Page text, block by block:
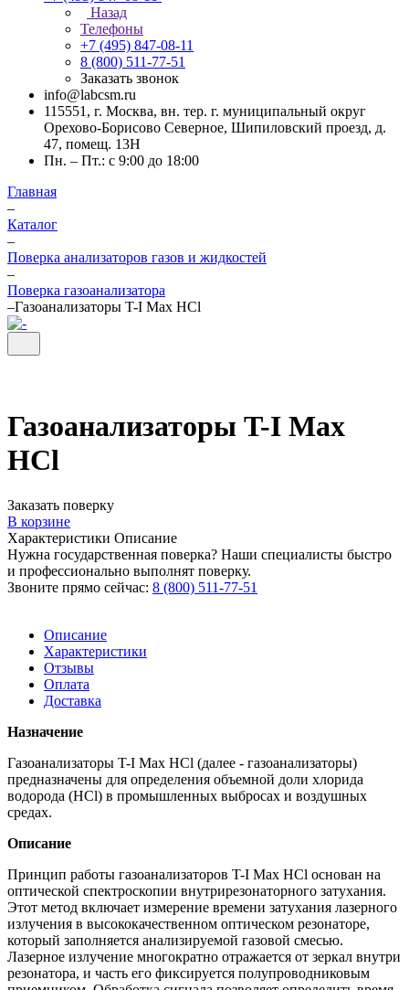
Назад
Телефоны
+7 (495) 847-08-11
8 (800) 511-77-51
Заказать звонок
info@labcsm.ru
115551, г. Москва, вн. тер. г. муниципальный округ
Орехово-Борисово Северное, Шипиловский проезд, д.
47, помещ. 13Н
Пн. – Пт.: с 9:00 до 18:00
Главная
–
Каталог
–
Поверка анализаторов газов и жидкостей
–
Поверка газоанализатора
–Газоанализаторы T-I Max HCl
Газоанализаторы T-I Max
HCl
Заказать поверку
В корзине
Характеристики Описание
Нужна государственная поверка? Наши специалисты быстро
и профессионально выполнят поверку.
Звоните прямо сейчас: 8 (800) 511-77-51
Описание
Характеристики
Отзывы
Оплата
Доставка
Назначение
Газоанализаторы T-I Max HCl (далее - газоанализаторы)
предназначены для определения объемной доли хлорида
водорода (HCl) в промышленных выбросах и воздушных
средах.
Описание
Принцип работы газоанализаторов T-I Max HCl основан на
оптической спектроскопии внутрирезонаторного затухания.
Этот метод включает измерение времени затухания лазерного
излучения в высококачественном оптическом резонаторе,
который заполняется анализируемой газовой смесью.
Лазерное излучение многократно отражается от зеркал внутри
резонатора, и часть его фиксируется полупроводниковым